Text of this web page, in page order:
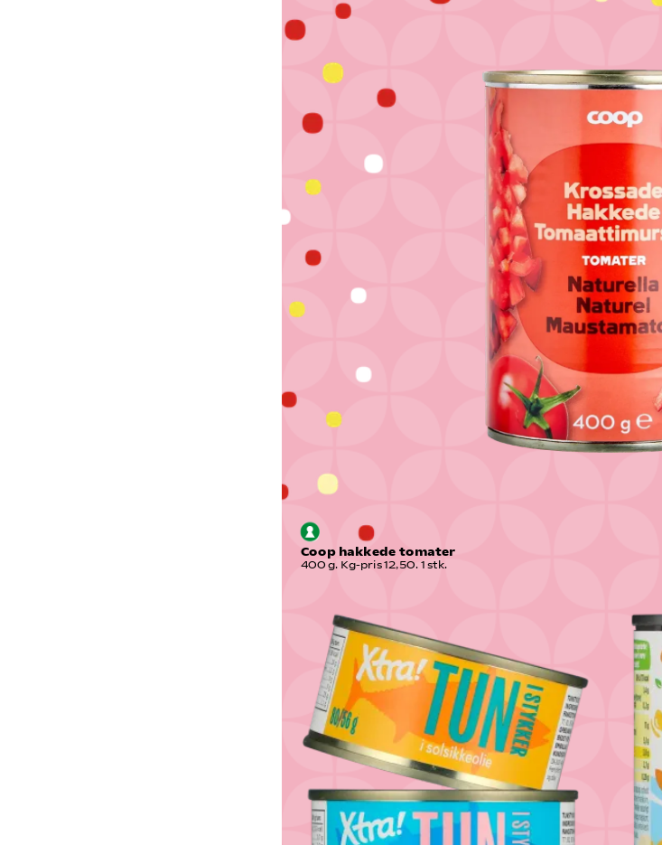
Coop hakkede tomater
400 g. Kg-pris 12,50. 1 stk.